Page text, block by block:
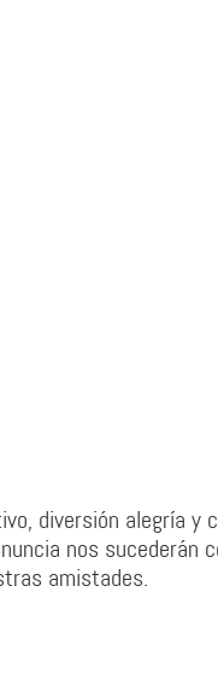
diversión alegría y
nos sucederán
amistades.